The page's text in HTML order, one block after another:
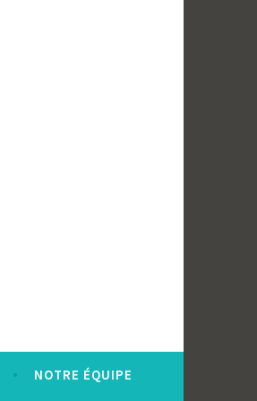
NOTRE ÉQUIPE